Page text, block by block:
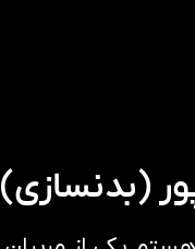
(بدنسازی)